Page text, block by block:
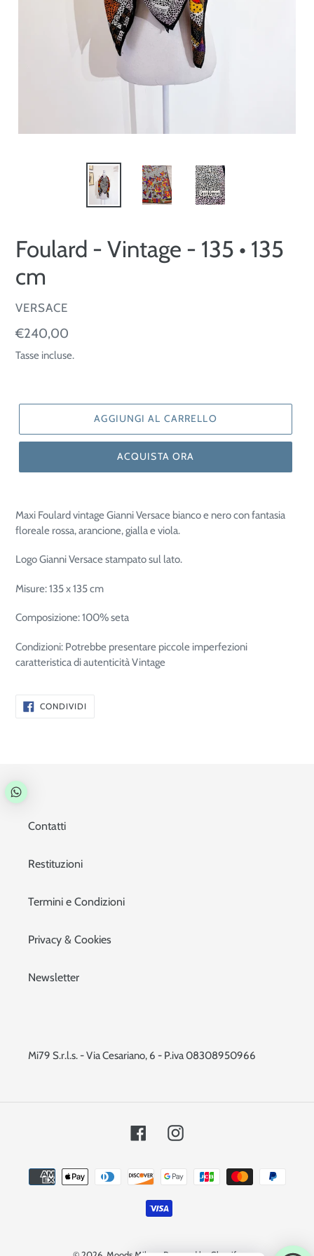
Foulard - Vintage - 135 • 135
cm
VENDITORE
VERSACE
Prezzo
di
€240,00
Tasse incluse.
AGGIUNGI AL CARRELLO
ACQUISTA ORA
Maxi Foulard vintage Gianni Versace bianco e nero con fantasia
floreale rossa, arancione, gialla e viola.
Logo Gianni Versace stampato sul lato.
Misure: 135 x 135 cm
Composizione: 100% seta
Condizioni: Potrebbe presentare piccole imperfezioni
caratteristica di autenticità Vintage
CONDIVIDI
Contatti
Restituzioni
Termini e Condizioni
Privacy & Cookies
Newsletter
Mi79 S.r.l.s. - Via Cesariano, 6 - P.iva 08308950966
FacebookInstagram
Metodi
di
pagamento